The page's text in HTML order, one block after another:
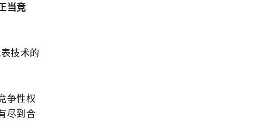
当竞
技术的
争性权
尽到合